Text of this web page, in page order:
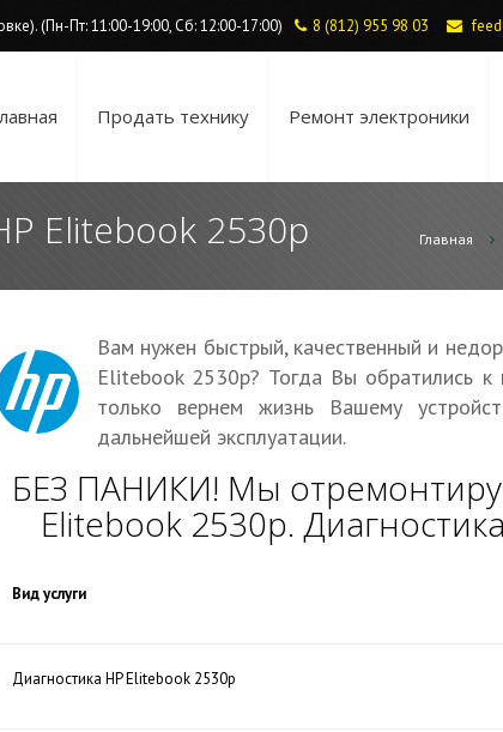
(Пн-Пт: 11:00-19:00, Сб: 12:00-17:00) 8 (812) 955 98 03
Продать технику Ремонт электроники
Elitebook 2530p Главная
Вам нужен быстрый, качественный и
Elitebook 2530p? Тогда Вы обратились
только вернем жизнь Вашему
дальнейшей эксплуатации.
БЕЗ ПАНИКИ! Мы
Elitebook 2530p.
Вид услуги
Диагностика HP Elitebook 2530p